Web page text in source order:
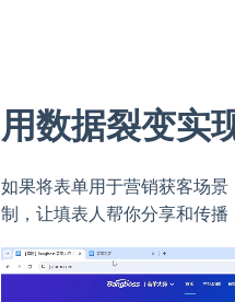
用数据裂变实
如果将表单用于营销获客场
制，让填表人帮你分享和传播